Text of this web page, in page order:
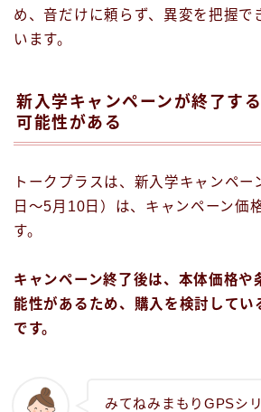
め、音だけに頼らず、異変を把握で
います。
新入学キャンペーンが終了す
可能性がある
トークプラスは、新入学キャンペ
日〜5月10日）は、キャンペーン価
す。
キャンペーン終了後は、本体価格や
能性があるため、購入を検討してい
です。
みてねみまもりGPSシ